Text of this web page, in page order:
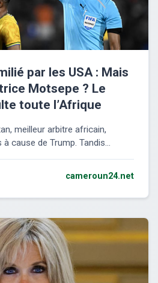
par les USA : Mais
Motsepe ? Le
toute l’Afrique
meilleur arbitre africain,
cause de Trump. Tandis...
cameroun24.net